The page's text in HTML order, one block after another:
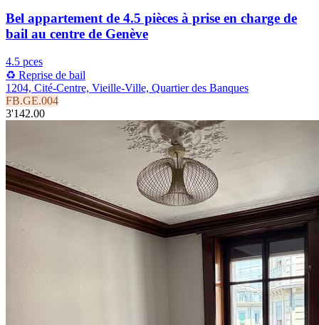
Bel appartement de 4.5 pièces à prise en charge de
bail au centre de Genève
4.5 pces
♻️ Reprise de bail
1204, Cité-Centre, Vieille-Ville, Quartier des Banques
FB.GE.004
3'142.00